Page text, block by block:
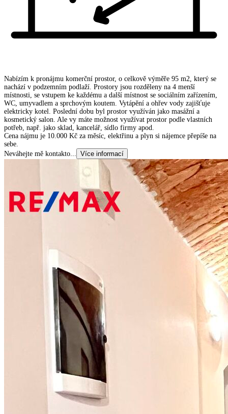
Nabízím k pronájmu komerční prostor, o celkově výměře 95 m2, který se
nachází v podzemním podlaží. Prostory jsou rozděleny na 4 menší
místnosti, se vstupem ke každému a další místnost se sociálním zařízením,
WC, umyvadlem a sprchovým koutem. Vytápění a ohřev vody zajišťuje
elektricky kotel. Poslední dobu byl prostor využíván jako masážní a
kosmetický salon. Ale vy máte možnost využívat prostor podle vlastních
potřeb, např. jako sklad, kancelář, sídlo firmy apod.
Cena nájmu je 10.000 Kč za měsíc, elektřinu a plyn si nájemce přepíše na
sebe.
Neváhejte mě kontakto
Více informací